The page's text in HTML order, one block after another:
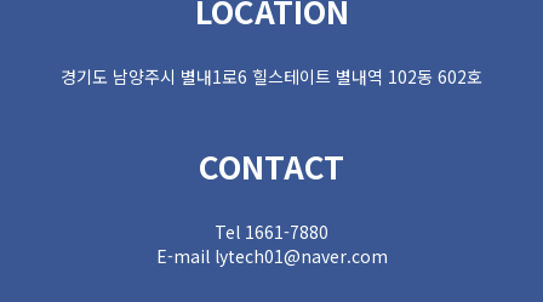
LOCATION
경기도 남양주시 별내1로6 힐스테이트 별내역 102동 602호
CONTACT
Tel 1661-7880
E-mail lytech01@naver.com